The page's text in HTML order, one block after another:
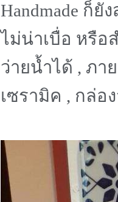
Handmade ก็
ไม่น่าเบื่อ หรือ
ว่ายน้ำได้ , ภา
เซรามิค , กล่อ